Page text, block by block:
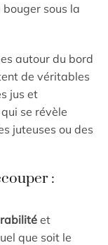
sous la
autour du bord
de véritables
jus et
se révèle
juteuses ou des
:
et
que soit le